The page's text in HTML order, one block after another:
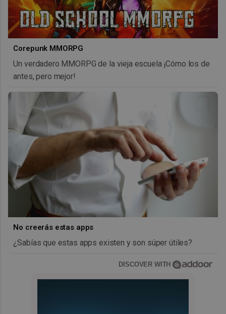
Corepunk MMORPG
Un verdadero MMORPG de la vieja escuela ¡Cómo los de
antes, pero mejor!
No creerás estas apps
¿Sabías que estas apps existen y son súper útiles?
DISCOVER WITH